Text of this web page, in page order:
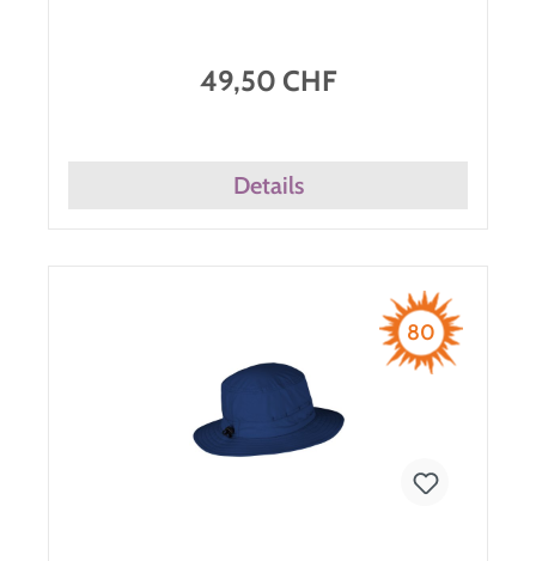
49,50 CHF
Details
80